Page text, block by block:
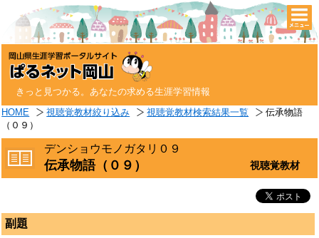
きっと見つかる。あなたの求める生涯学習情報
HOME 視聴覚教材絞り込み 視聴覚教材検索結果一覧
伝承物語
（０９）
デンショウモノガタリ０９
伝承物語（０９） 視聴覚教材
副題